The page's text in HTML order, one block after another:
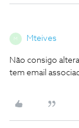
M Mteives
Não consigo
tem email